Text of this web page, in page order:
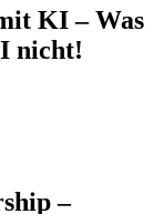
KI – Was
nicht!
–